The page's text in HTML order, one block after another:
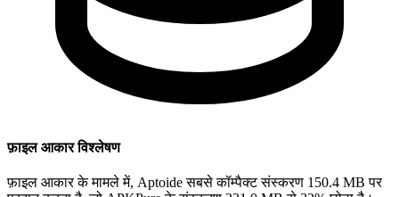
फ़ाइल आकार विश्लेषण
फ़ाइल आकार के मामले में, Aptoide सबसे कॉम्पैक्ट संस्करण 150.4 MB पर